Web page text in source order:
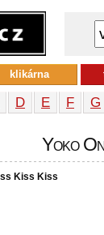
D E F G
Yoko
Kiss Kiss
klikárna